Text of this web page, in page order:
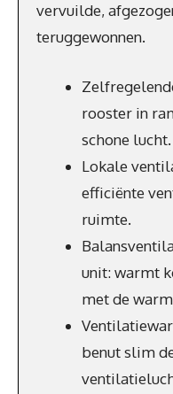
vervuilde,
teruggewonnen.
rooster in
schone lucht.
Lokale
efficiënte
ruimte.
unit: warmt
met de
benut slim